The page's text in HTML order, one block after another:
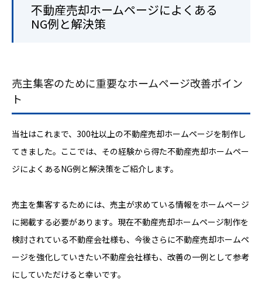
不動産売却ホームページによくある
NG例と解決策
売主集客のために重要なホームページ改善ポイン
ト
当社はこれまで、300社以上の不動産売却ホームページを制作し
てきました。ここでは、その経験から得た不動産売却ホームペー
ジによくあるNG例と解決策をご紹介します。
売主を集客するためには、売主が求めている情報をホームページ
に掲載する必要があります。現在不動産売却ホームページ制作を
検討されている不動産会社様も、今後さらに不動産売却ホームペ
ージを強化していきたい不動産会社様も、改善の一例として参考
にしていただけると幸いです。